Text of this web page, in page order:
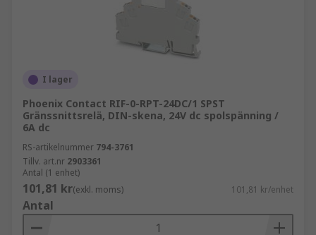
I lager
Phoenix Contact RIF-0-RPT-24DC/1 SPST
Gränssnittsrelä, DIN-skena, 24V dc spolspänning /
6A dc
RS-artikelnummer 794-3761
Tillv. art.nr 2903361
Antal (1 enhet)
101,81 kr(exkl. moms) 101,81 kr/enhet
Antal